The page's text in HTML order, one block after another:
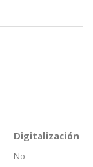
Digitalización
No